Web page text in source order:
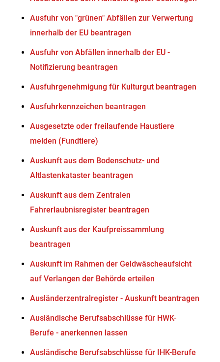
Ausfuhr von "grünen" Abfällen zur Verwertung
innerhalb der EU beantragen
Ausfuhr von Abfällen innerhalb der EU -
Notifizierung beantragen
Ausfuhrgenehmigung für Kulturgut beantragen
Ausfuhrkennzeichen beantragen
Ausgesetzte oder freilaufende Haustiere
melden (Fundtiere)
Auskunft aus dem Bodenschutz- und
Altlastenkataster beantragen
Auskunft aus dem Zentralen
Fahrerlaubnisregister beantragen
Auskunft aus der Kaufpreissammlung
beantragen
Auskunft im Rahmen der Geldwäscheaufsicht
auf Verlangen der Behörde erteilen
Ausländerzentralregister - Auskunft beantragen
Ausländische Berufsabschlüsse für HWK-
Berufe - anerkennen lassen
Ausländische Berufsabschlüsse für IHK-Berufe